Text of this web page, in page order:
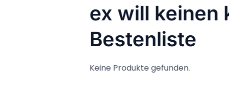
ex will keinen
Bestenliste
Keine Produkte gefunden.